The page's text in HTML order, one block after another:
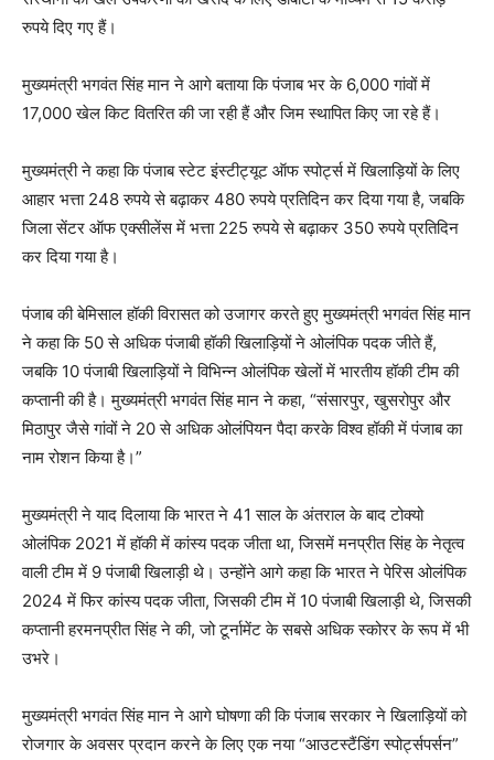
रुपये दिए गए हैं।
मुख्यमंत्री भगवंत सिंह मान ने आगे बताया कि पंजाब भर के 6,000 गांवों में
17,000 खेल किट वितरित की जा रही हैं और जिम स्थापित किए जा रहे हैं।
मुख्यमंत्री ने कहा कि पंजाब स्टेट इंस्टीट्यूट ऑफ स्पोर्ट्स में खिलाड़ियों के लिए
आहार भत्ता 248 रुपये से बढ़ाकर 480 रुपये प्रतिदिन कर दिया गया है, जबकि
जिला सेंटर ऑफ एक्सीलेंस में भत्ता 225 रुपये से बढ़ाकर 350 रुपये प्रतिदिन
कर दिया गया है।
पंजाब की बेमिसाल हॉकी विरासत को उजागर करते हुए मुख्यमंत्री भगवंत सिंह मान
ने कहा कि 50 से अधिक पंजाबी हॉकी खिलाड़ियों ने ओलंपिक पदक जीते हैं,
जबकि 10 पंजाबी खिलाड़ियों ने विभिन्न ओलंपिक खेलों में भारतीय हॉकी टीम की
कप्तानी की है। मुख्यमंत्री भगवंत सिंह मान ने कहा, “संसारपुर, खुसरोपुर और
मिठापुर जैसे गांवों ने 20 से अधिक ओलंपियन पैदा करके विश्व हॉकी में पंजाब का
नाम रोशन किया है।”
मुख्यमंत्री ने याद दिलाया कि भारत ने 41 साल के अंतराल के बाद टोक्यो
ओलंपिक 2021 में हॉकी में कांस्य पदक जीता था, जिसमें मनप्रीत सिंह के नेतृत्व
वाली टीम में 9 पंजाबी खिलाड़ी थे। उन्होंने आगे कहा कि भारत ने पेरिस ओलंपिक
2024 में फिर कांस्य पदक जीता, जिसकी टीम में 10 पंजाबी खिलाड़ी थे, जिसकी
कप्तानी हरमनप्रीत सिंह ने की, जो टूर्नामेंट के सबसे अधिक स्कोरर के रूप में भी
उभरे।
मुख्यमंत्री भगवंत सिंह मान ने आगे घोषणा की कि पंजाब सरकार ने खिलाड़ियों को
रोजगार के अवसर प्रदान करने के लिए एक नया “आउटस्टैंडिंग स्पोर्ट्सपर्सन”